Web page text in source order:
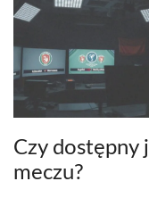
Czy dostępny
meczu?